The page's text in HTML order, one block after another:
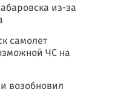
из-за
самолет
ЧС на
возобновил